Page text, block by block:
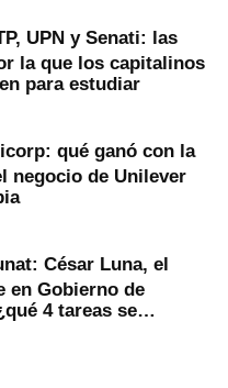
UPN y Senati: las
la que los capitalinos
para estudiar
qué ganó con la
negocio de Unilever
César Luna, el
en Gobierno de
4 tareas se